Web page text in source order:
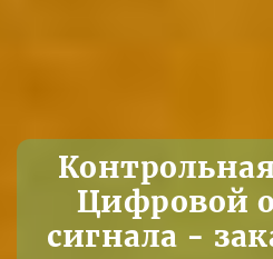
Цифровой
сигнала -